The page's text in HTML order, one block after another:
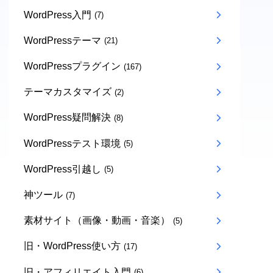
WordPress入門 (7)
WordPressテーマ (21)
WordPressプラグイン (167)
テーマカスタマイズ (2)
WordPress疑問解決 (8)
WordPressテスト環境 (5)
WordPress引越し (5)
神ツール (7)
素材サイト（画像・動画・音楽） (5)
旧・WordPress使い方 (17)